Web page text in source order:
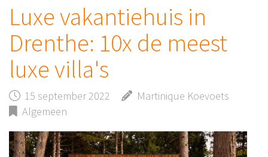
Luxe vakantiehuis in
Drenthe: 10x de meest
luxe villa's
15 september 2022
Martinique Koevoets
Algemeen